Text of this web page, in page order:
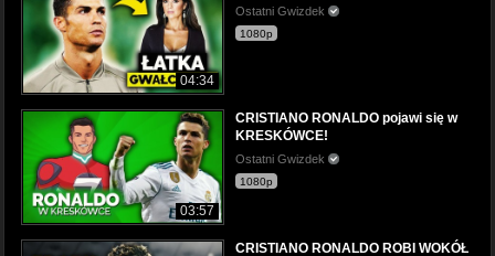
04:34
Ostatni Gwizdek
1080p
03:57
CRISTIANO RONALDO pojawi się w
KRESKÓWCE!
Ostatni Gwizdek
1080p
CRISTIANO RONALDO ROBI WOKÓŁ